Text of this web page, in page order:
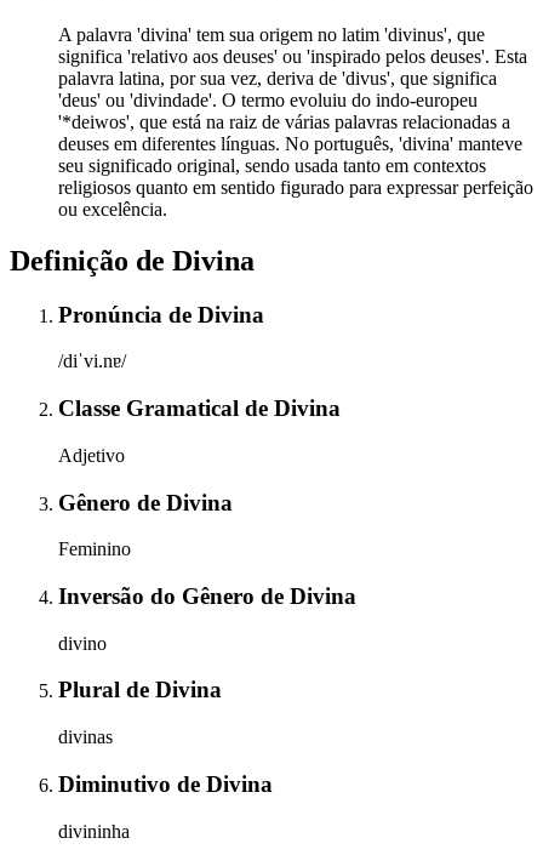
A palavra 'divina' tem sua origem no latim 'divinus', que
significa 'relativo aos deuses' ou 'inspirado pelos deuses'. Esta
palavra latina, por sua vez, deriva de 'divus', que significa
'deus' ou 'divindade'. O termo evoluiu do indo-europeu
'*deiwos', que está na raiz de várias palavras relacionadas a
deuses em diferentes línguas. No português, 'divina' manteve
seu significado original, sendo usada tanto em contextos
religiosos quanto em sentido figurado para expressar perfeição
ou excelência.
Definição de Divina
Pronúncia de Divina
/diˈvi.nɐ/
Classe Gramatical de Divina
Adjetivo
Gênero de Divina
Feminino
Inversão do Gênero de Divina
divino
Plural de Divina
divinas
Diminutivo de Divina
divininha